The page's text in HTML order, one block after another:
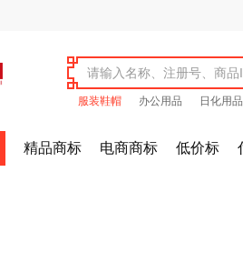
服装鞋帽 办公用品 日化用品
精品商标 电商商标 低价标